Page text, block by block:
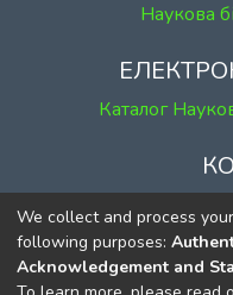
Наукова
Каталог
м. Київ, вул.
тел.
We collect and process
following purposes:
Acknowledgement and